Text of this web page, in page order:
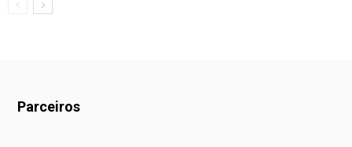
Parceiros